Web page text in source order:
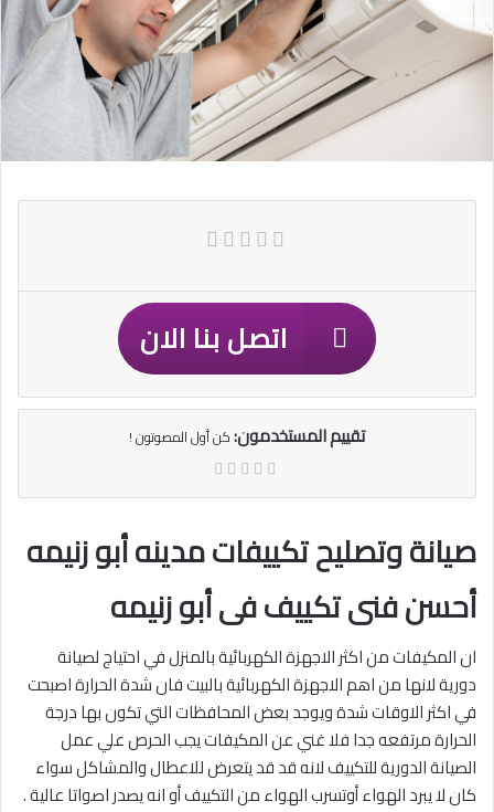
اتصل بنا الان
تقييم المستخدمون:كن أول المصوتون !
صيانة وتصليح تكييفات مدينه أبو زنيمه
أحسن فنى تكييف فى أبو زنيمه
ان المكيفات من اكثر الاجهزة الكهربائية بالمنزل في احتياج لصيانة
دورية لانها من اهم الاجهزة الكهربائية بالبيت فان شدة الحرارة اصبحت
في اكثر الاوقات شدة ويوجد بعض المحافظات التي تكون بها درجة
الحرارة مرتفعه جدا فلا غني عن المكيفات يجب الحرص علي عمل
الصيانة الدورية للتكييف لانه قد قد يتعرض للاعطال والمشاكل سواء
كان لا يبرد الهواء أوتسرب الهواء من التكييف أو انه يصدر اصواتا عالية .